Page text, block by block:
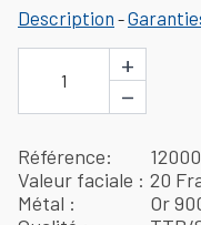
Description -
1
+
−
Référence
Valeur faciale
20
Métal
Or